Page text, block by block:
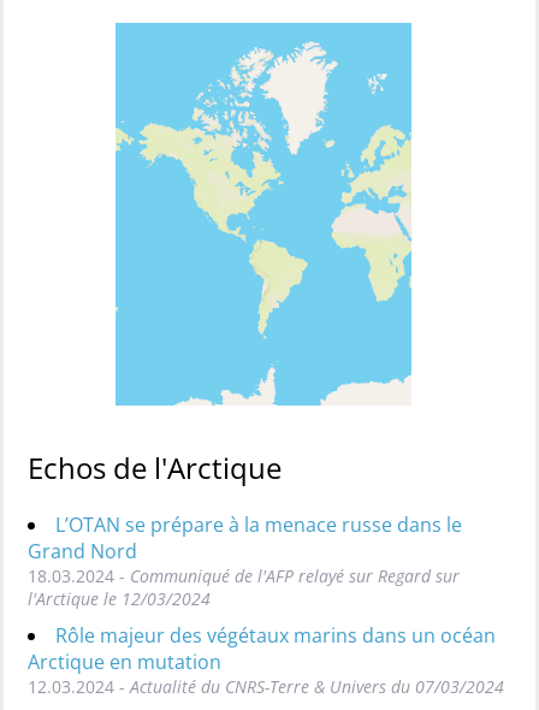
Echos de l'Arctique
L’OTAN se prépare à la menace russe dans le
Grand Nord
18.03.2024 - Communiqué de l'AFP relayé sur Regard sur
l'Arctique le 12/03/2024
Rôle majeur des végétaux marins dans un océan
Arctique en mutation
12.03.2024 - Actualité du CNRS-Terre & Univers du 07/03/2024